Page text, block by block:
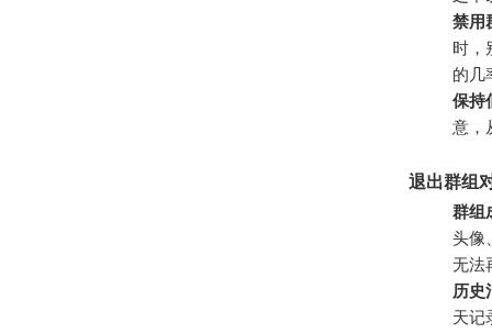
禁用
时，
的几
保持
意，
退出群组
群组
头像
无法
历史
天记